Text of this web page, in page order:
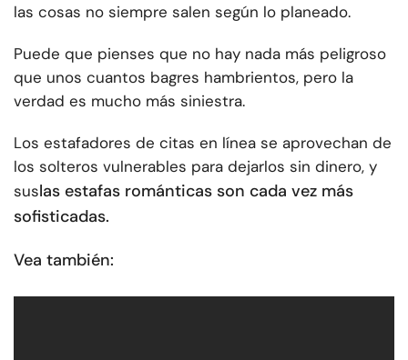
las cosas no siempre salen según lo planeado.
Puede que pienses que no hay nada más peligroso
que unos cuantos bagres hambrientos, pero la
verdad es mucho más siniestra.
Los estafadores de citas en línea se aprovechan de
los solteros vulnerables para dejarlos sin dinero, y
suslas estafas románticas son cada vez más
sofisticadas.
Vea también: